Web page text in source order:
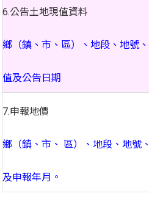
6.公告土地現值資料
鄉（鎮、市、區）、地段、地號
值及公告日期
7.申報地價
鄉（鎮、市、 區）、地段、地號
及申報年月。